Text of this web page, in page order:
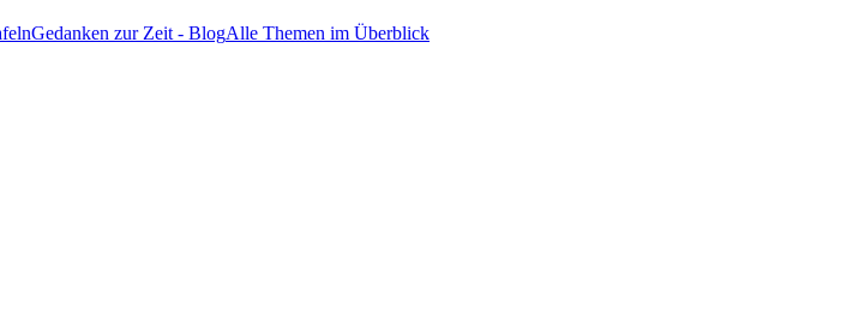
Gedanken zur Zeit - BlogAlle Themen im Überblick